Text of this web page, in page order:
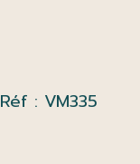
Réf : VM335